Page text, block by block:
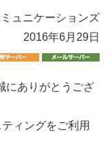
ュニケーションズ
2016年6月29日
にありがとうござ
ィングをご利用